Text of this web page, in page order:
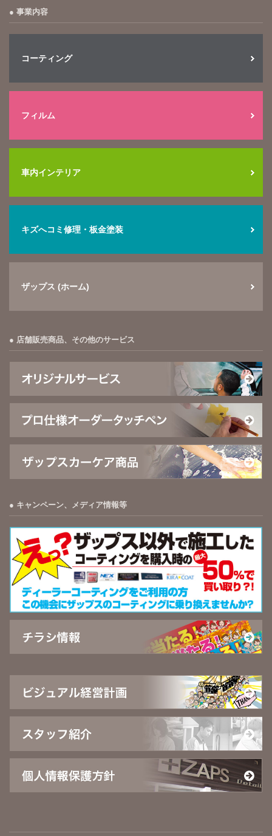
事業内容
コーティング
フィルム
車内インテリア
キズへコミ修理・板金塗装
ザップス (ホーム)
店舗販売商品、その他のサービス
キャンペーン、メディア情報等